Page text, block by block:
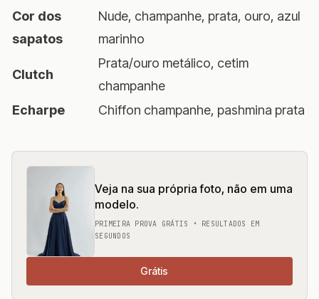
Cor dos
sapatos
Nude, champanhe, prata, ouro, azul
marinho
Clutch
Prata/ouro metálico, cetim
champanhe
Echarpe
Chiffon champanhe, pashmina prata
Veja na sua própria foto, não em uma
modelo.
PRIMEIRA PROVA GRÁTIS • RESULTADOS EM
SEGUNDOS
Grátis